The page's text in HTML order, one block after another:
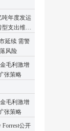
吨年度发运
型支出维持
延续 需警
风险
毛利激增
张策略
毛利激增
张策略
Forrest公开